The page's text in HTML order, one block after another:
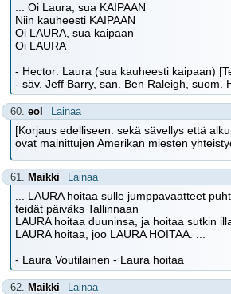
... Oi Laura, sua KAIPAAN
Niin kauheesti KAIPAAN
Oi LAURA, sua kaipaan
Oi LAURA
- Hector: Laura (sua kauheesti kaipaan)
- säv. Jeff Barry, san. Ben Raleigh, suom.
60. eol Lainaa
[Korjaus edelliseen: sekä sävellys että
ovat mainittujen Amerikan miesten
61. Maikki Lainaa
... LAURA hoitaa sulle jumppavaatteet
teidät päiväks Tallinnaan
LAURA hoitaa duuninsa, ja hoitaa sutkin
LAURA hoitaa, joo LAURA HOITAA. ...
- Laura Voutilainen - Laura hoitaa
62. Maikki Lainaa